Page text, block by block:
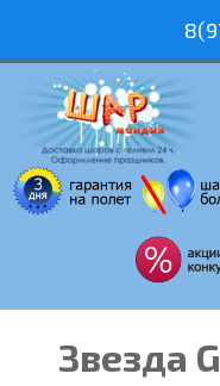
Звезда